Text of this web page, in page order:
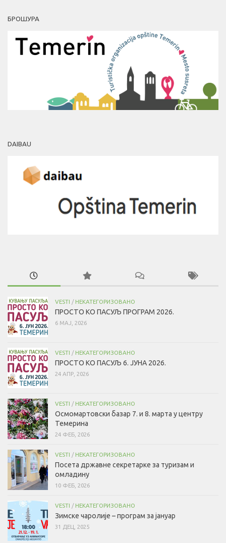
БРОШУРА
DAIBAU
VESTI / НЕКАТЕГОРИЗОВАНО
ПРОСТО КО ПАСУЉ ПРОГРАМ 2026.
6 МАЈ, 2026
VESTI / НЕКАТЕГОРИЗОВАНО
ПРОСТО КО ПАСУЉ 6. ЈУНА 2026.
24 АПР, 2026
VESTI / НЕКАТЕГОРИЗОВАНО
Осмомартовски базар 7. и 8. марта у центру
Темерина
24 ФЕБ, 2026
VESTI / НЕКАТЕГОРИЗОВАНО
Посета државне секретарке за туризам и
омладину
10 ФЕБ, 2026
VESTI / НЕКАТЕГОРИЗОВАНО
Зимске чаролије – програм за јануар
31 ДЕЦ, 2025